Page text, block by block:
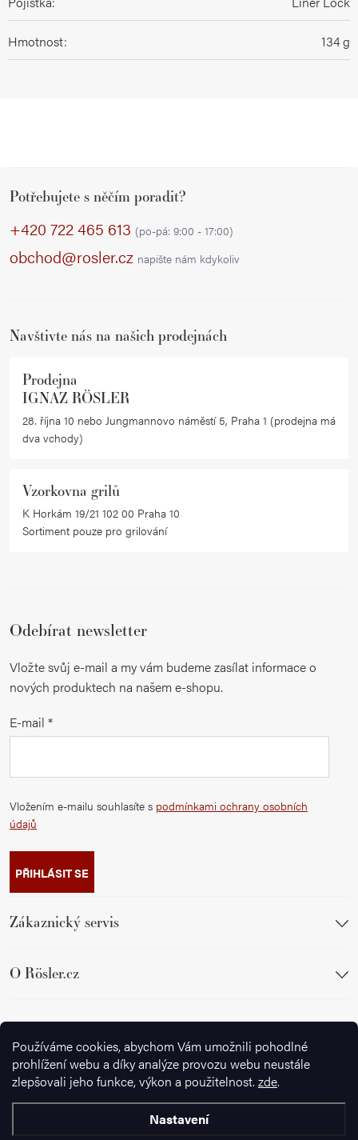
Používáme cookies, abychom Vám umožnili pohodlné
prohlížení webu a díky analýze provozu webu neustále
zlepšovali jeho funkce, výkon a použitelnost. zde.
Nastavení
Hmotnost: 134 g
Potřebujete s něčím poradit?
+420 722 465 613 (po-pá: 9:00 - 17:00)
obchod@rosler.cz napište nám kdykoliv
Navštivte nás na našich prodejnách
Prodejna
IGNAZ RÖSLER
28. října 10 nebo Jungmannovo náměstí 5, Praha 1 (prodejna má
dva vchody)
Vzorkovna grilů
K Horkám 19/21 102 00 Praha 10
Sortiment pouze pro grilování
Odebírat newsletter
Vložte svůj e-mail a my vám budeme zasílat informace o
nových produktech na našem e-shopu.
E-mail
Vložením e-mailu souhlasíte s podmínkami ochrany osobních
údajů
PŘIHLÁSIT SE
Zákaznický servis
O Rösler.cz
Sledujte nás